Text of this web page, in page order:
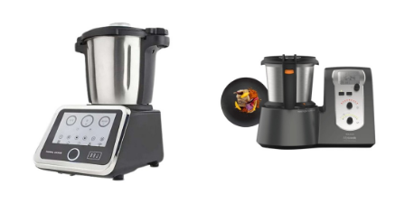
para vitrocerámica, gas y
eléctrico, fácil de limpiar.